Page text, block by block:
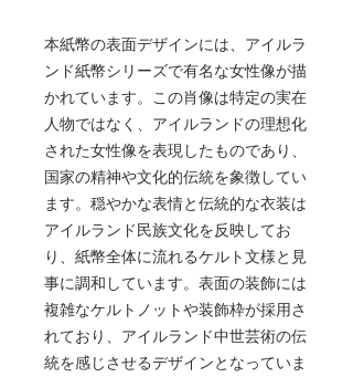
本紙幣の表面デザインには、アイルラ
ンド紙幣シリーズで有名な女性像が描
かれています。この肖像は特定の実在
人物ではなく、アイルランドの理想化
された女性像を表現したものであり、
国家の精神や文化的伝統を象徴してい
ます。穏やかな表情と伝統的な衣装は
アイルランド民族文化を反映してお
り、紙幣全体に流れるケルト文様と見
事に調和しています。表面の装飾には
複雑なケルトノットや装飾枠が採用さ
れており、アイルランド中世芸術の伝
統を感じさせるデザインとなっていま